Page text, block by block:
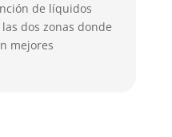
de líquidos
dos zonas donde
mejores